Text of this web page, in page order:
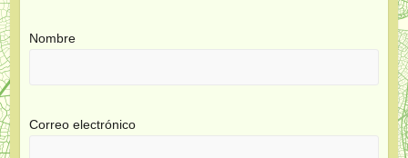
Nombre
Correo electrónico